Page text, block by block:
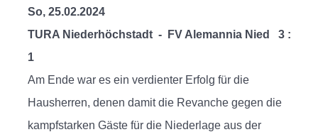
So, 25.02.2024
TURA Niederhöchstadt - FV Alemannia Nied 3 :
1
Am Ende war es ein verdienter Erfolg für die
Hausherren, denen damit die Revanche gegen die
kampfstarken Gäste für die Niederlage aus der